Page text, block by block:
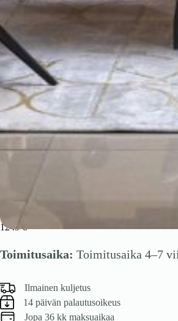
VITRUS pidennettävä pöytä, vaaleaa
1249€
Toimitusaika: Toimitusaika 4–7
Ilmainen kuljetus
14 päivän palautusoikeus
Jopa 36 kk maksuaikaa